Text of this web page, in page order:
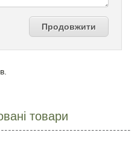
Продовжити
товари